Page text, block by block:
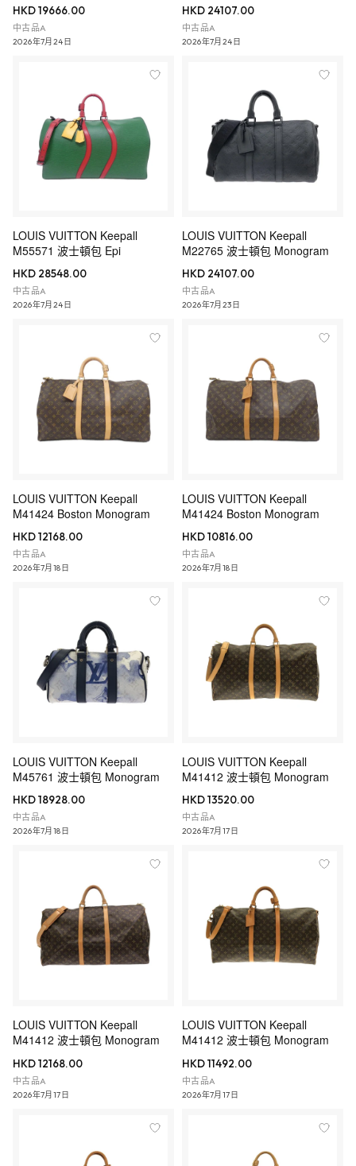
HKD 19666.00
中古品A
2026年7月24日
HKD 24107.00
中古品A
2026年7月24日
LOUIS VUITTON Keepall
M55571 波士頓包 Epi
HKD 28548.00
中古品A
2026年7月24日
LOUIS VUITTON Keepall
M22765 波士頓包 Monogram
HKD 24107.00
中古品A
2026年7月23日
LOUIS VUITTON Keepall
M41424 Boston Monogram
HKD 12168.00
中古品A
2026年7月18日
LOUIS VUITTON Keepall
M41424 Boston Monogram
HKD 10816.00
中古品A
2026年7月18日
LOUIS VUITTON Keepall
M45761 波士頓包 Monogram
HKD 18928.00
中古品A
2026年7月18日
LOUIS VUITTON Keepall
M41412 波士頓包 Monogram
HKD 13520.00
中古品A
2026年7月17日
LOUIS VUITTON Keepall
M41412 波士頓包 Monogram
HKD 12168.00
中古品A
2026年7月17日
LOUIS VUITTON Keepall
M41412 波士頓包 Monogram
HKD 11492.00
中古品A
2026年7月17日